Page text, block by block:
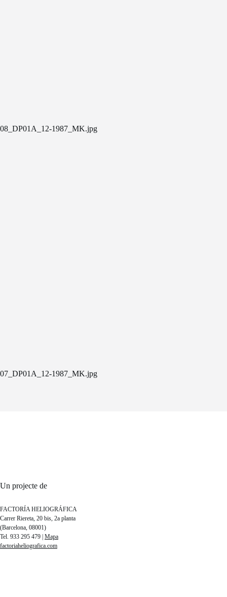
08_DP01A_12-1987_MK.jpg
07_DP01A_12-1987_MK.jpg
Un projecte de
FACTORÍA HELIOGRÁFICA
Carrer Riereta, 20 bis, 2a planta
(Barcelona, 08001)
Tel. 933 295 479 | Mapa
factoriaheliografica.com